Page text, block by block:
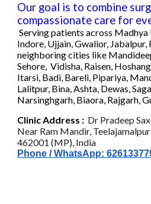
Our goal is to combine
compassionate care for
Serving patients across Madhya
Indore, Ujjain, Gwalior, Jabalpur,
neighboring cities like
Sehore, Vidisha, Raisen,
Itarsi, Badi, Bareli, Pipariya,
Lalitpur, Bina, Ashta, Dewas,
Narsinghgarh, Biaora, Rajgarh,
ClinicAddress : Dr Pradeep
Near Ram Mandir,
462001 (MP), India
Phone / WhatsApp: